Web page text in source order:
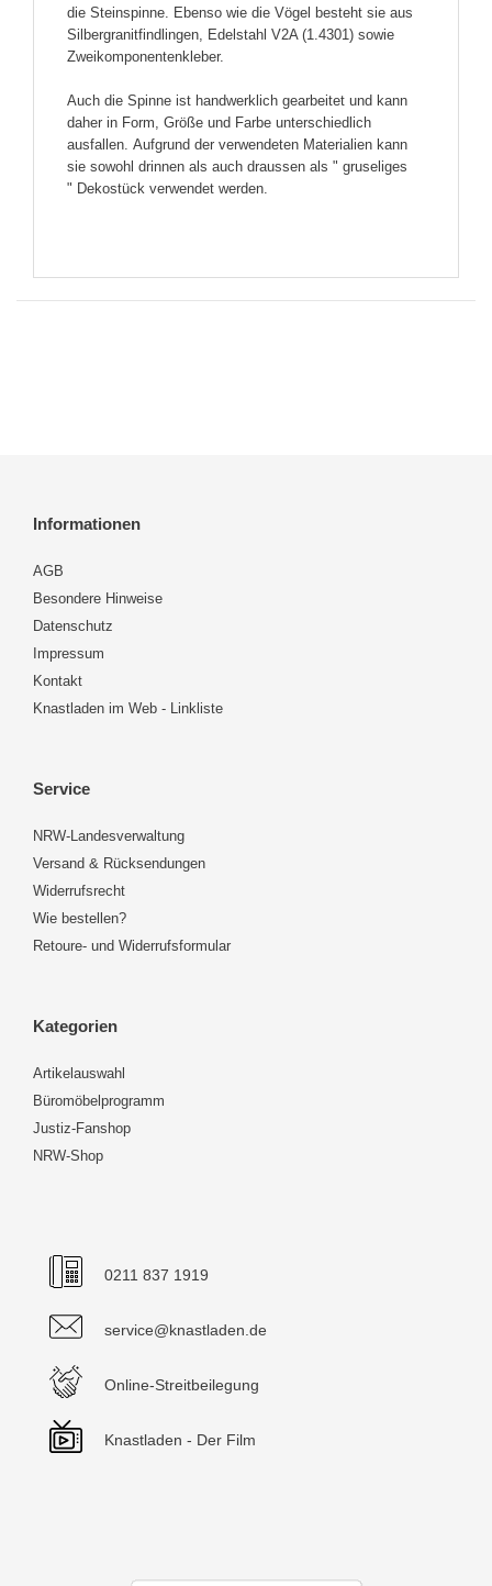
die Steinspinne. Ebenso wie die Vögel besteht sie aus
Silbergranitfindlingen, Edelstahl V2A (1.4301) sowie
Zweikomponentenkleber.
Auch die Spinne ist handwerklich gearbeitet und kann
daher in Form, Größe und Farbe unterschiedlich
ausfallen. Aufgrund der verwendeten Materialien kann
sie sowohl drinnen als auch draussen als " gruseliges
" Dekostück verwendet werden.
Informationen
AGB
Besondere Hinweise
Datenschutz
Impressum
Kontakt
Knastladen im Web - Linkliste
Service
NRW-Landesverwaltung
Versand & Rücksendungen
Widerrufsrecht
Wie bestellen?
Retoure- und Widerrufsformular
Kategorien
Artikelauswahl
Büromöbelprogramm
Justiz-Fanshop
NRW-Shop
0211 837 1919
service@knastladen.de
Online-Streitbeilegung
Knastladen - Der Film